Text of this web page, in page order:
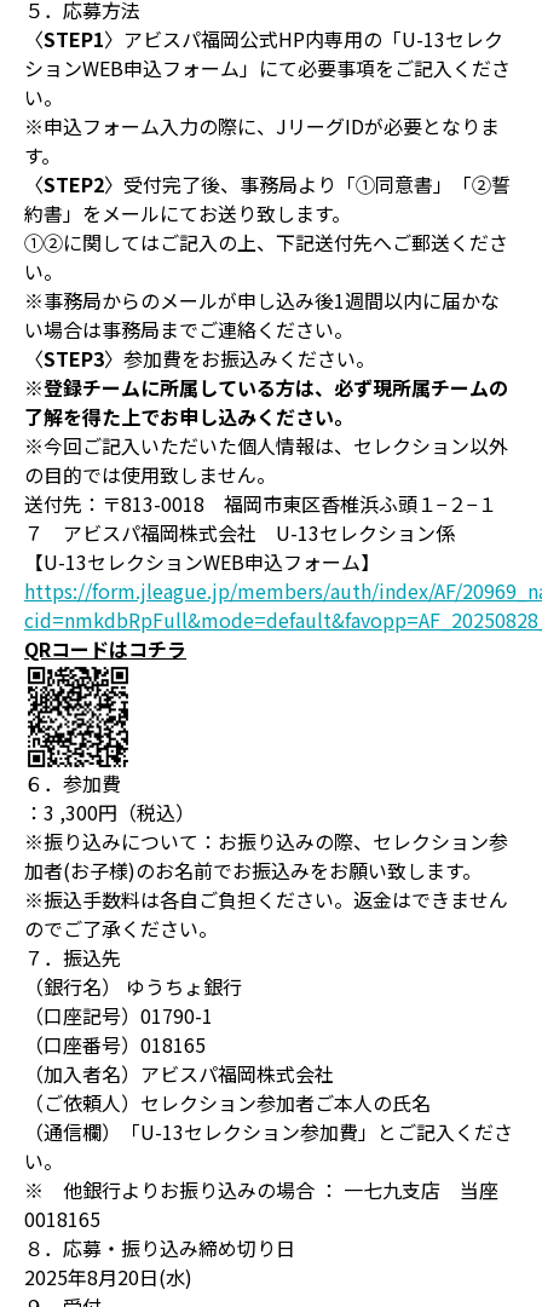
５．応募方法
〈STEP1〉アビスパ福岡公式HP内専用の「U-13セレク
ションWEB申込フォーム」にて必要事項をご記入くださ
い。
※申込フォーム入力の際に、JリーグIDが必要となりま
す。
〈STEP2〉受付完了後、事務局より「①同意書」「②誓
約書」をメールにてお送り致します。
①②に関してはご記入の上、下記送付先へご郵送くださ
い。
※事務局からのメールが申し込み後1週間以内に届かな
い場合は事務局までご連絡ください。
〈STEP3〉参加費をお振込みください。
※登録チームに所属している方は、必ず現所属チームの
了解を得た上でお申し込みください。
※今回ご記入いただいた個人情報は、セレクション以外
の目的では使用致しません。
送付先 ：〒813-0018 福岡市東区香椎浜ふ頭１−２−１
７ アビスパ福岡株式会社 U-13セレクション係
【U-13セレクションWEB申込フォーム】
https://form.jleague.jp/members/auth/index/AF/
QRコードはコチラ
６．参加費
：3 ,300円（税込）
※振り込みについて：お振り込みの際、セレクション参
加者(お子様)のお名前でお振込みをお願い致します。
※振込手数料は各自ご負担ください。返金はできません
のでご了承ください。
７．振込先
（銀行名） ゆうちょ銀行
（口座記号）01790-1
（口座番号）018165
（加入者名）アビスパ福岡株式会社
（ご依頼人）セレクション参加者ご本人の氏名
（通信欄）「U-13セレクション参加費」とご記入くださ
い。
※ 他銀行よりお振り込みの場合 ： 一七九支店 当座
0018165
８．応募・振り込み締め切り日
2025年8月20日(水)